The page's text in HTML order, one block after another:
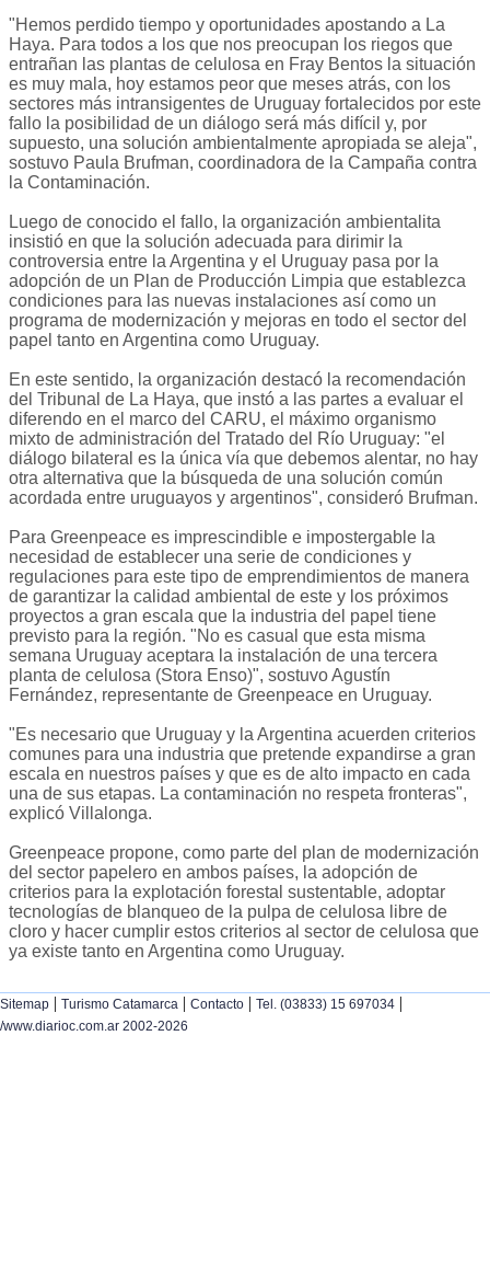
"Hemos perdido tiempo y oportunidades apostando a La
Haya. Para todos a los que nos preocupan los riegos que
entrañan las plantas de celulosa en Fray Bentos la situación
es muy mala, hoy estamos peor que meses atrás, con los
sectores más intransigentes de Uruguay fortalecidos por este
fallo la posibilidad de un diálogo será más difícil y, por
supuesto, una solución ambientalmente apropiada se aleja",
sostuvo Paula Brufman, coordinadora de la Campaña contra
la Contaminación.
Luego de conocido el fallo, la organización ambientalita
insistió en que la solución adecuada para dirimir la
controversia entre la Argentina y el Uruguay pasa por la
adopción de un Plan de Producción Limpia que establezca
condiciones para las nuevas instalaciones así como un
programa de modernización y mejoras en todo el sector del
papel tanto en Argentina como Uruguay.
En este sentido, la organización destacó la recomendación
del Tribunal de La Haya, que instó a las partes a evaluar el
diferendo en el marco del CARU, el máximo organismo
mixto de administración del Tratado del Río Uruguay: "el
diálogo bilateral es la única vía que debemos alentar, no hay
otra alternativa que la búsqueda de una solución común
acordada entre uruguayos y argentinos", consideró Brufman.
Para Greenpeace es imprescindible e impostergable la
necesidad de establecer una serie de condiciones y
regulaciones para este tipo de emprendimientos de manera
de garantizar la calidad ambiental de este y los próximos
proyectos a gran escala que la industria del papel tiene
previsto para la región. "No es casual que esta misma
semana Uruguay aceptara la instalación de una tercera
planta de celulosa (Stora Enso)", sostuvo Agustín
Fernández, representante de Greenpeace en Uruguay.
"Es necesario que Uruguay y la Argentina acuerden criterios
comunes para una industria que pretende expandirse a gran
escala en nuestros países y que es de alto impacto en cada
una de sus etapas. La contaminación no respeta fronteras",
explicó Villalonga.
Greenpeace propone, como parte del plan de modernización
del sector papelero en ambos países, la adopción de
criterios para la explotación forestal sustentable, adoptar
tecnologías de blanqueo de la pulpa de celulosa libre de
cloro y hacer cumplir estos criterios al sector de celulosa que
ya existe tanto en Argentina como Uruguay.
Sitemap | Turismo Catamarca | Contacto | Tel. (03833) 15 697034 |
/www.diarioc.com.ar 2002-2026